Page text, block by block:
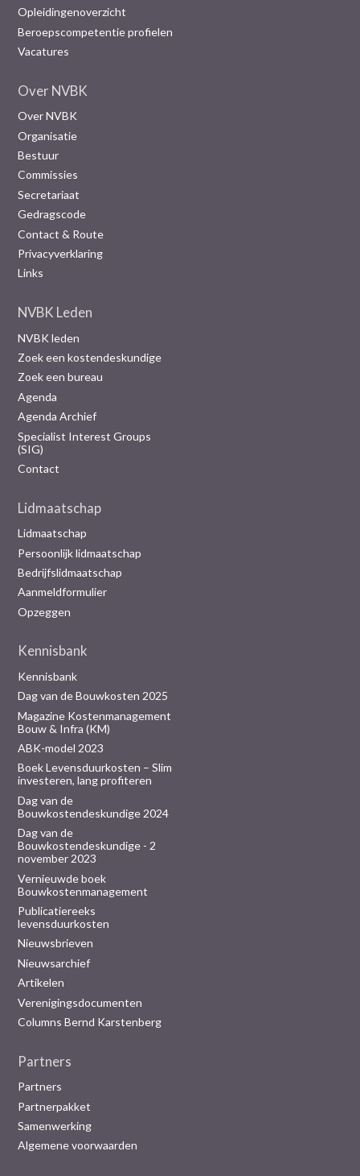
Opleidingenoverzicht
Beroepscompetentie profielen
Vacatures
Over NVBK
Over NVBK
Organisatie
Bestuur
Commissies
Secretariaat
Gedragscode
Contact & Route
Privacyverklaring
Links
NVBK Leden
NVBK leden
Zoek een kostendeskundige
Zoek een bureau
Agenda
Agenda Archief
Specialist Interest Groups
(SIG)
Contact
Lidmaatschap
Lidmaatschap
Persoonlijk lidmaatschap
Bedrijfslidmaatschap
Aanmeldformulier
Opzeggen
Kennisbank
Kennisbank
Dag van de Bouwkosten 2025
Magazine Kostenmanagement
Bouw & Infra (KM)
ABK-model 2023
Boek Levensduurkosten – Slim
investeren, lang profiteren
Dag van de
Bouwkostendeskundige 2024
Dag van de
Bouwkostendeskundige - 2
november 2023
Vernieuwde boek
Bouwkostenmanagement
Publicatiereeks
levensduurkosten
Nieuwsbrieven
Nieuwsarchief
Artikelen
Verenigingsdocumenten
Columns Bernd Karstenberg
Partners
Partners
Partnerpakket
Samenwerking
Algemene voorwaarden